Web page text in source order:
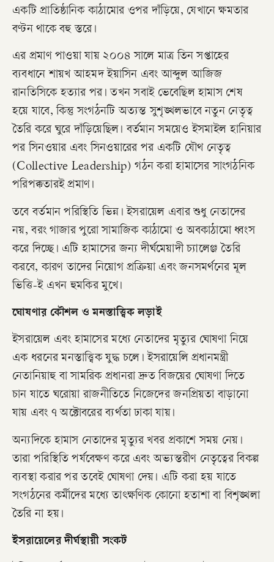
একটি প্রাতিষ্ঠানিক কাঠামোর ওপর দাঁড়িয়ে, যেখানে ক্ষমতার
বণ্টন থাকে বহু স্তরে।
​এর প্রমাণ পাওয়া যায় ২০০৪ সালে মাত্র তিন সপ্তাহের
ব্যবধানে শায়খ আহমদ ইয়াসিন এবং আব্দুল আজিজ
রানতিসিকে হত্যার পর। তখন সবাই ভেবেছিল হামাস শেষ
হয়ে যাবে, কিন্তু সংগঠনটি অত্যন্ত সুশৃঙ্খলভাবে নতুন নেতৃত্ব
তৈরি করে ঘুরে দাঁড়িয়েছিল। বর্তমান সময়েও ইসমাইল হানিয়ার
পর সিনওয়ার এবং সিনওয়ারের পর একটি যৌথ নেতৃত্ব
(Collective Leadership) গঠন করা হামাসের সাংগঠনিক
পরিপক্কতারই প্রমাণ।
​তবে বর্তমান পরিস্থিতি ভিন্ন। ইসরায়েল এবার শুধু নেতাদের
নয়, বরং গাজার পুরো সামাজিক কাঠামো ও অবকাঠামো ধ্বংস
করে দিচ্ছে। এটি হামাসের জন্য দীর্ঘমেয়াদী চ্যালেঞ্জ তৈরি
করবে, কারণ তাদের নিয়োগ প্রক্রিয়া এবং জনসমর্থনের মূল
ভিত্তি-ই এখন হুমকির মুখে।
​ঘোষণার কৌশল ও মনস্তাত্ত্বিক লড়াই
​ইসরায়েল এবং হামাসের মধ্যে নেতাদের মৃত্যুর ঘোষণা নিয়ে
এক ধরনের মনস্তাত্ত্বিক যুদ্ধ চলে। ইসরায়েলি প্রধানমন্ত্রী
নেতানিয়াহু বা সামরিক প্রধানরা দ্রুত বিজয়ের ঘোষণা দিতে
চান যাতে ঘরোয়া রাজনীতিতে নিজেদের জনপ্রিয়তা বাড়ানো
যায় এবং ৭ অক্টোবরের ব্যর্থতা ঢাকা যায়।
​অন্যদিকে হামাস নেতাদের মৃত্যুর খবর প্রকাশে সময় নেয়।
তারা পরিস্থিতি পর্যবেক্ষণ করে এবং অভ্যন্তরীণ নেতৃত্বের বিকল্প
ব্যবস্থা করার পর তবেই ঘোষণা দেয়। এটি করা হয় যাতে
সংগঠনের কর্মীদের মধ্যে তাৎক্ষণিক কোনো হতাশা বা বিশৃঙ্খলা
তৈরি না হয়।
​ইসরায়েলের দীর্ঘস্থায়ী সংকট